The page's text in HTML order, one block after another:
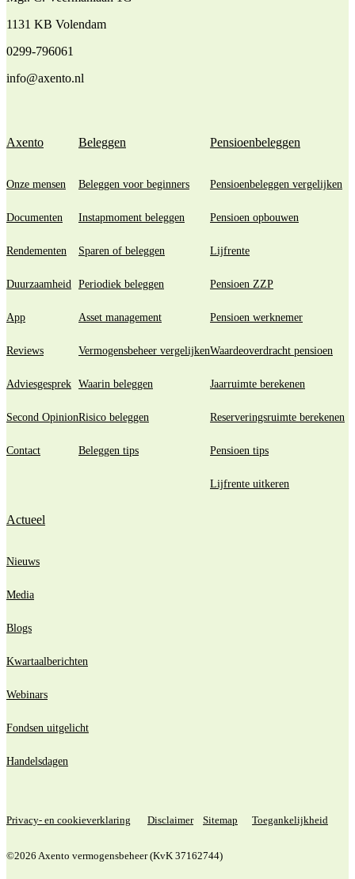
1131 KB Volendam
0299-796061
info@axento.nl
Axento
Onze mensen
Documenten
Rendementen
Duurzaamheid
App
Reviews
Adviesgesprek
Second Opinion
Contact
Beleggen
Beleggen voor beginners
Instapmoment beleggen
Sparen of beleggen
Periodiek beleggen
Asset management
Vermogensbeheer vergelijken
Waarin beleggen
Risico beleggen
Beleggen tips
Pensioenbeleggen
Pensioenbeleggen vergelijken
Pensioen opbouwen
Lijfrente
Pensioen ZZP
Pensioen werknemer
Waardeoverdracht pensioen
Jaarruimte berekenen
Reserveringsruimte berekenen
Pensioen tips
Lijfrente uitkeren
Actueel
Nieuws
Media
Blogs
Kwartaalberichten
Webinars
Fondsen uitgelicht
Handelsdagen
Privacy- en cookieverklaring Disclaimer Sitemap Toegankelijkheid
©2026 Axento vermogensbeheer (KvK 37162744)